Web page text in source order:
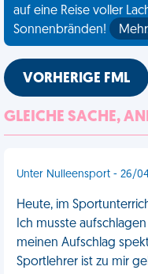
auf eine Reise voller
Sonnenbränden!
VORHERIGE FML
GLEICHE SACHE,
Unter Nulleensport - 26/
Heute, im
Ich musste
meinen Aufschlag
Sportlehrer ist zu mir